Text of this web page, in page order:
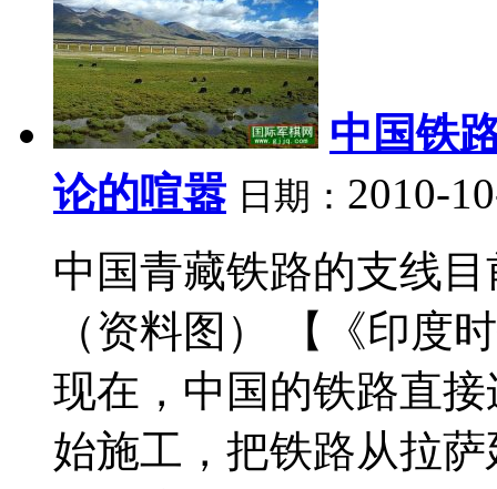
中国铁
论的喧嚣 日期： 2010-
中国青藏铁路的支线
（资料图） 【《印度
现在，中国的铁路直
始施工，把铁路从拉